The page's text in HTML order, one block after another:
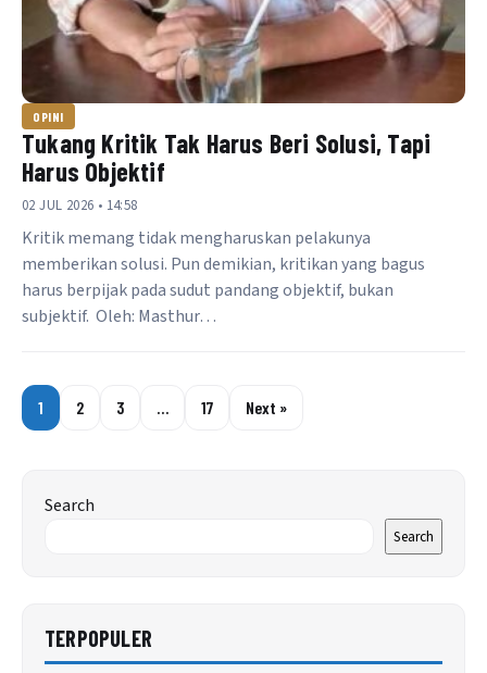
OPINI
Tukang Kritik Tak Harus Beri Solusi, Tapi
Harus Objektif
02 JUL 2026 • 14:58
Kritik memang tidak mengharuskan pelakunya
memberikan solusi. Pun demikian, kritikan yang bagus
harus berpijak pada sudut pandang objektif, bukan
subjektif. Oleh: Masthur…
1 2 3 … 17 Next »
Search
Search
TERPOPULER